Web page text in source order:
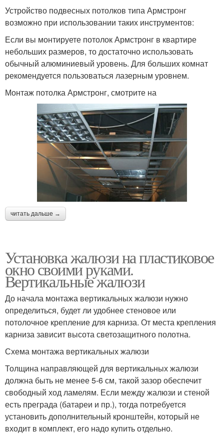
Устройство подвесных потолков типа Армстронг
возможно при использовании таких инструментов:
Если вы монтируете потолок Армстронг в квартире
небольших размеров, то достаточно использовать
обычный алюминиевый уровень. Для больших комнат
рекомендуется пользоваться лазерным уровнем.
Монтаж потолка Армстронг, смотрите на
читать дальше →
Установка жалюзи на пластиковое
окно своими руками.
Вертикальные жалюзи
До начала монтажа вертикальных жалюзи нужно
определиться, будет ли удобнее стеновое или
потолочное крепление для карниза. От места крепления
карниза зависит высота светозащитного полотна.
Схема монтажа вертикальных жалюзи
Толщина направляющей для вертикальных жалюзи
должна быть не менее 5-6 см, такой зазор обеспечит
свободный ход ламелям. Если между жалюзи и стеной
есть преграда (батареи и пр.), тогда потребуется
установить дополнительный кронштейн, который не
входит в комплект, его надо купить отдельно.